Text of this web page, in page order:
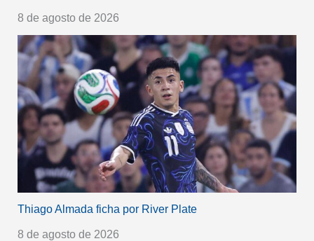
8 de agosto de 2026
Thiago Almada ficha por River Plate
8 de agosto de 2026